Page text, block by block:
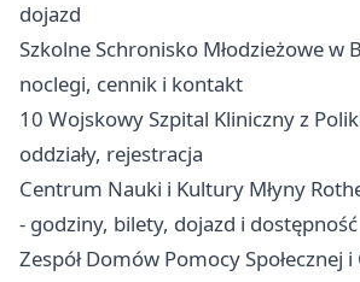
dojazd
Szkolne Schronisko Młodzieżowe w
noclegi, cennik i kontakt
10 Wojskowy Szpital Kliniczny z
oddziały, rejestracja
Centrum Nauki i Kultury Młyny
- godziny, bilety, dojazd i dostępność
Zespół Domów Pomocy Społecznej